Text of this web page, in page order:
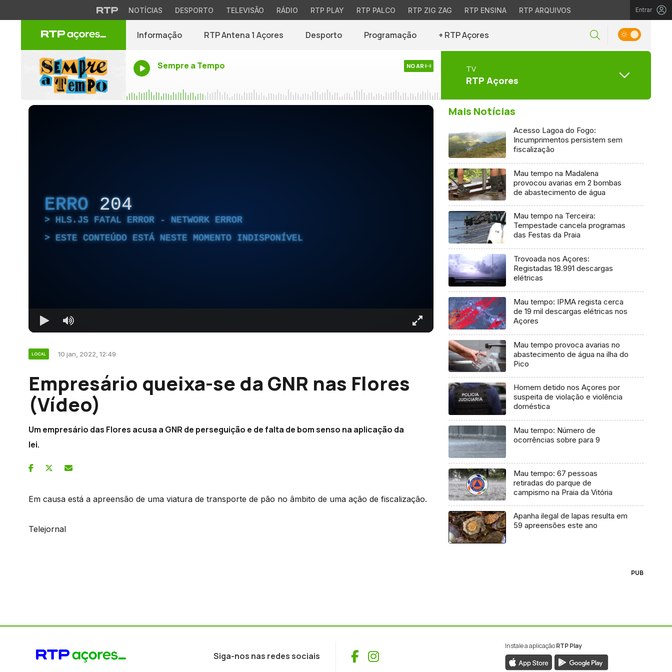
NOTÍCIAS DESPORTO TELEVISÃO RÁDIO RTP PLAY RTP PALCO RTP ZIG ZAG RTP ENSINA RTP ARQUIVOS Entrar
Informação RTP Antena 1 Açores Desporto Programação + RTP Açores
Sempre a Tempo NO AR TV
RTP Açores
ERRO 204
HLS.JS FATAL ERROR - NETWORK ERROR
ESTE CONTEÚDO ESTÁ NESTE MOMENTO INDISPONÍVEL
LOCAL 10 jan, 2022, 12:49
Empresário queixa-se da GNR nas Flores
(Vídeo)
Um empresário das Flores acusa a GNR de perseguição e de falta de bom senso na aplicação da
lei.
Em causa está a apreensão de uma viatura de transporte de pão no âmbito de uma ação de fiscalização.
Telejornal
Mais Notícias
Acesso Lagoa do Fogo:
Incumprimentos persistem sem
fiscalização
Mau tempo na Madalena
provocou avarias em 2 bombas
de abastecimento de água
Mau tempo na Terceira:
Tempestade cancela programas
das Festas da Praia
Trovoada nos Açores:
Registadas 18.991 descargas
elétricas
Mau tempo: IPMA regista cerca
de 19 mil descargas elétricas nos
Açores
Mau tempo provoca avarias no
abastecimento de água na ilha do
Pico
Homem detido nos Açores por
suspeita de violação e violência
doméstica
Mau tempo: Número de
ocorrências sobre para 9
Mau tempo: 67 pessoas
retiradas do parque de
campismo na Praia da Vitória
Apanha ilegal de lapas resulta em
59 apreensões este ano
PUB
Siga-nos nas redes sociais Facebook
Instagram
Instale a aplicaçãoRTP Play